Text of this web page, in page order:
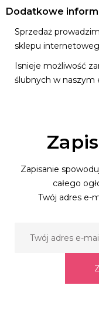
Dodatkowe
Sprzedaż
sklepu
Isnieje możliwość
ślubnych w naszym
Zapisanie
całego
Twój adres e-